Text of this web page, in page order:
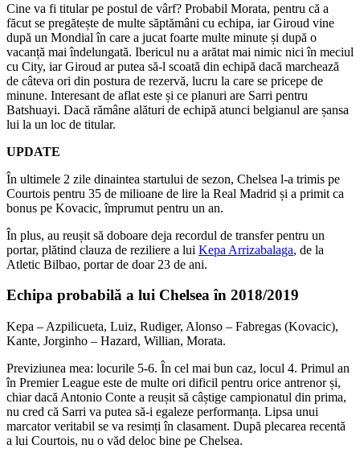
Cine va fi titular pe postul de vârf? Probabil Morata, pentru că a
făcut se pregătește de multe săptămâni cu echipa, iar Giroud vine
după un Mondial în care a jucat foarte multe minute și după o
vacanță mai îndelungată. Ibericul nu a arătat mai nimic nici în meciul
cu City, iar Giroud ar putea să-l scoată din echipă dacă marchează
de câteva ori din postura de rezervă, lucru la care se pricepe de
minune. Interesant de aflat este și ce planuri are Sarri pentru
Batshuayi. Dacă rămâne alături de echipă atunci belgianul are șansa
lui la un loc de titular.
UPDATE
În ultimele 2 zile dinaintea startului de sezon, Chelsea l-a trimis pe
Courtois pentru 35 de milioane de lire la Real Madrid și a primit ca
bonus pe Kovacic, împrumut pentru un an.
În plus, au reușit să doboare deja recordul de transfer pentru un
portar, plătind clauza de reziliere a lui Kepa Arrizabalaga, de la
Atletic Bilbao, portar de doar 23 de ani.
Echipa probabilă a lui Chelsea în 2018/2019
Kepa – Azpilicueta, Luiz, Rudiger, Alonso – Fabregas (Kovacic),
Kante, Jorginho – Hazard, Willian, Morata.
Previziunea mea: locurile 5-6. În cel mai bun caz, locul 4. Primul an
în Premier League este de multe ori dificil pentru orice antrenor și,
chiar dacă Antonio Conte a reușit să câștige campionatul din prima,
nu cred că Sarri va putea să-i egaleze performanța. Lipsa unui
marcator veritabil se va resimți în clasament. După plecarea recentă
a lui Courtois, nu o văd deloc bine pe Chelsea.